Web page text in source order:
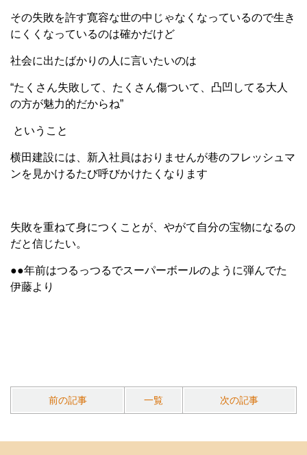
その失敗を許す寛容な世の中じゃなくなっているので生き
にくくなっているのは確かだけど
社会に出たばかりの人に言いたいのは
“たくさん失敗して、たくさん傷ついて、凸凹してる大人
の方が魅力的だからね”
ということ
横田建設には、新入社員はおりませんが巷のフレッシュマ
ンを見かけるたび呼びかけたくなります
失敗を重ねて身につくことが、やがて自分の宝物になるの
だと信じたい。
●●年前はつるっつるでスーパーボールのように弾んでた
伊藤より
前の記事 一覧 次の記事